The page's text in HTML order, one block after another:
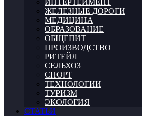
ИНТЕРТЕЙМЕНТ
ЖЕЛЕЗНЫЕ ДОРОГИ
МЕДИЦИНА
ОБРАЗОВАНИЕ
ОБЩЕПИТ
ПРОИЗВОДСТВО
РИТЕЙЛ
СЕЛЬХОЗ
СПОРТ
ТЕХНОЛОГИИ
ТУРИЗМ
ЭКОЛОГИЯ
СТАТЬИ